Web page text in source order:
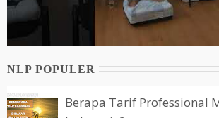
NLP POPULER
Berapa Tarif Professional